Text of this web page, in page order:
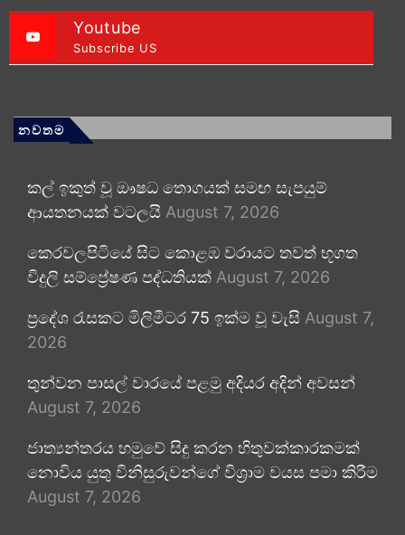
Youtube
Subscribe US
නවතම
කල් ඉකුත් වූ ඖෂධ තොගයක් සමඟ සැපයුම්
ආයතනයක් වටලයි August 7, 2026
කෙරවලපිටියේ සිට කොළඹ වරායට තවත් භූගත
විදුලි සම්ප්‍රේෂණ පද්ධතියක් August 7, 2026
ප්‍රදේශ රැසකට මිලිමීටර 75 ඉක්ම වූ වැසි August 7,
2026
තුන්වන පාසල් වාරයේ පළමු අදියර අදින් අවසන්
August 7, 2026
ජාත්‍යන්තරය හමුවේ සිදු කරන හිතුවක්කාරකමක්
නොවිය යුතු විනිසුරුවන්ගේ විශ්‍රාම වයස පමා කිරීම
August 7, 2026